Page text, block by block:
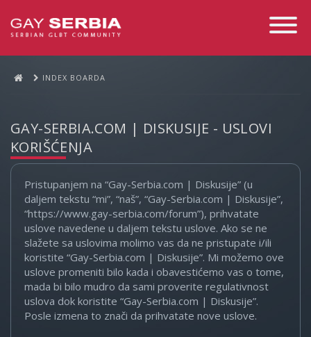
Toggle
INDEX BOARDA
GAY-SERBIA.COM | DISKUSIJE - USLOVI
KORIŠĆENJA
Pristupanjem na “Gay-Serbia.com | Diskusije” (u
daljem tekstu “mi”, “naš”, “Gay-Serbia.com | Diskusije”,
“https://www.gay-serbia.com/forum”), prihvatate
uslove navedene u daljem tekstu uslove. Ako se ne
slažete sa uslovima molimo vas da ne pristupate i/ili
koristite “Gay-Serbia.com | Diskusije”. Mi možemo ove
uslove promeniti bilo kada i obavestićemo vas o tome,
mada bi bilo mudro da sami proverite regulativnost
uslova dok koristite “Gay-Serbia.com | Diskusije”.
Posle izmena to znači da prihvatate nove uslove.